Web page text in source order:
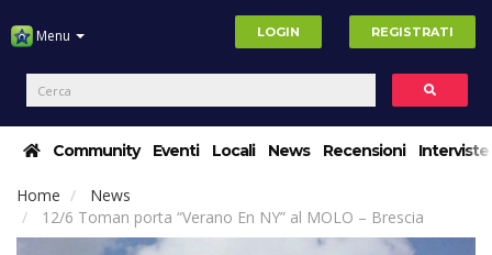
Menu LOGIN REGISTRATI
Community Eventi Locali News Recensioni Interviste
Home
News
12/6 Toman porta “Verano En NY” al MOLO – Brescia